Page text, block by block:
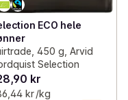
ECO hele
450 g, Arvid
Selection
kr
kr /kg